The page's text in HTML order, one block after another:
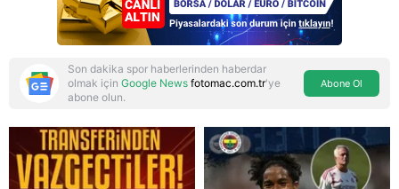
Reddet
Son dakika spor haberlerinden haberdar
olmak için Google News fotomac.com.tr'ye
abone olun.
Abone Ol